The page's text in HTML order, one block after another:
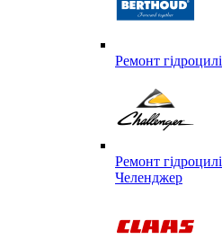
Ремонт
Ремонт
Челенджер